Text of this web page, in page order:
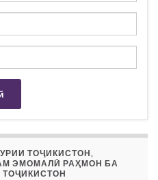
ТОҶИКИСТОН,
ЭМОМАЛӢ РАҲМОН БА